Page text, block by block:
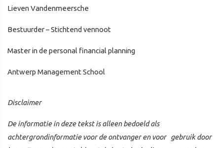
Lieven Vandenmeersche
Bestuurder – Stichtend vennoot
Master in de personal financial planning
Antwerp Management School
Disclaimer
De informatie in deze tekst is alleen bedoeld als
achtergrondinformatie voor de ontvanger en voor gebruik door